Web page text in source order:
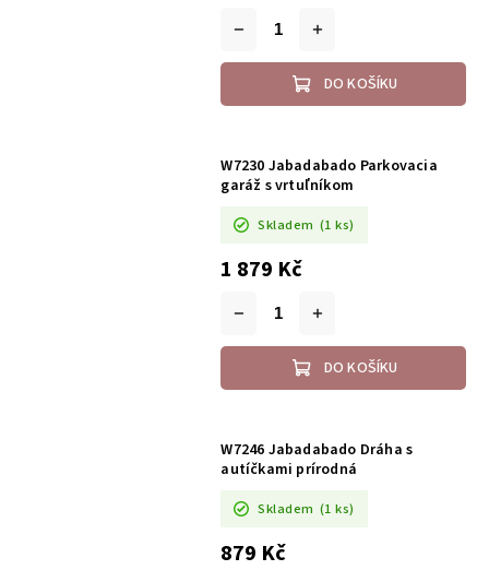
DO KOŠÍKU
W7230 Jabadabado Parkovacia
garáž s vrtuľníkom
Skladem (1 ks)
1 879 Kč
DO KOŠÍKU
W7246 Jabadabado Dráha s
autíčkami prírodná
Skladem (1 ks)
879 Kč